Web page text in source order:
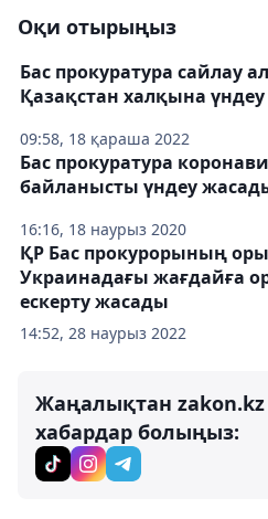
Оқи отырыңыз
09:58, 18 қараша 2022
Бас прокуратура сайлау
Қазақстан халқына
16:16, 18 наурыз 2020
Бас прокуратура
байланысты үндеу
14:52, 28 наурыз 2022
ҚР Бас прокурорының
Украинадағы жағдайға
ескерту жасады
Жаңалықтан
хабардар болыңыз: